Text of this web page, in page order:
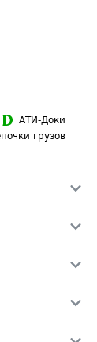
АТИ-Доки
грузов